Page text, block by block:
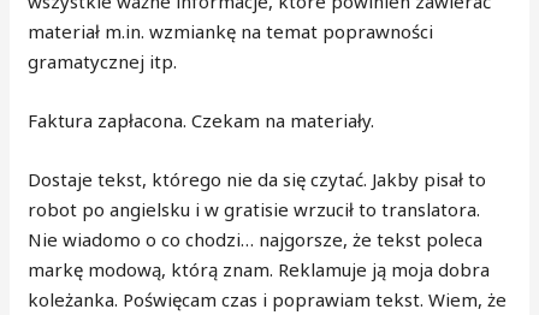
materiał m.in. wzmiankę na temat poprawności
gramatycznej itp.
Faktura zapłacona. Czekam na materiały.
Dostaje tekst, którego nie da się czytać. Jakby pisał to
robot po angielsku i w gratisie wrzucił to translatora.
Nie wiadomo o co chodzi… najgorsze, że tekst poleca
markę modową, którą znam. Reklamuje ją moja dobra
koleżanka. Poświęcam czas i poprawiam tekst. Wiem, że